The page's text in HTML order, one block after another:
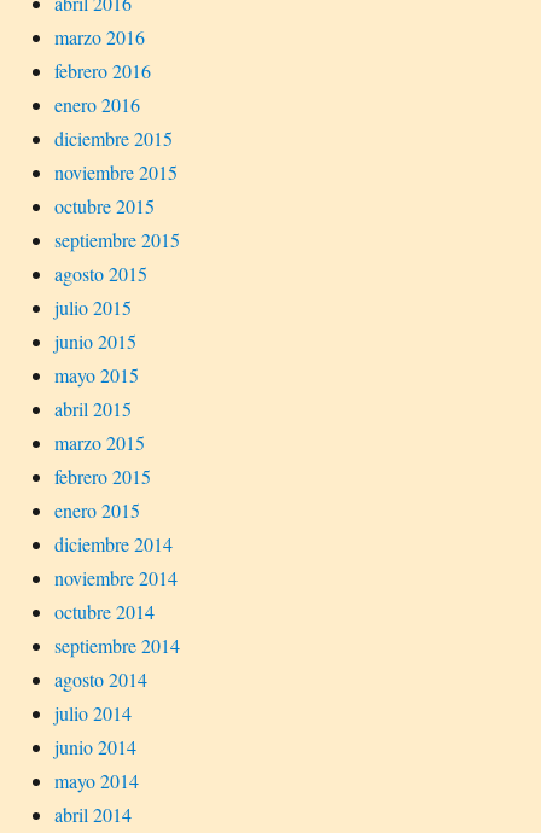
marzo 2016
febrero 2016
enero 2016
diciembre 2015
noviembre 2015
octubre 2015
septiembre 2015
agosto 2015
julio 2015
junio 2015
mayo 2015
abril 2015
marzo 2015
febrero 2015
enero 2015
diciembre 2014
noviembre 2014
octubre 2014
septiembre 2014
agosto 2014
julio 2014
junio 2014
mayo 2014
abril 2014